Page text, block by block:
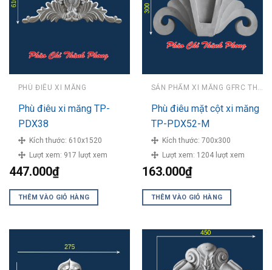
PHÙ ĐIÊU XI MĂNG
Phù điêu xi măng TP-
PDX38
Kích thước: 610x1520
Lượt xem: 917 lượt xem
447.000₫
THÊM VÀO GIỎ HÀNG
Phù điêu mặt cột xi măng
TP-PDX52-M
Kích thước: 700x300
Lượt xem: 1204 lượt xem
163.000₫
THÊM VÀO GIỎ HÀNG